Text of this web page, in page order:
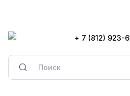
+ 7 (812) 923-